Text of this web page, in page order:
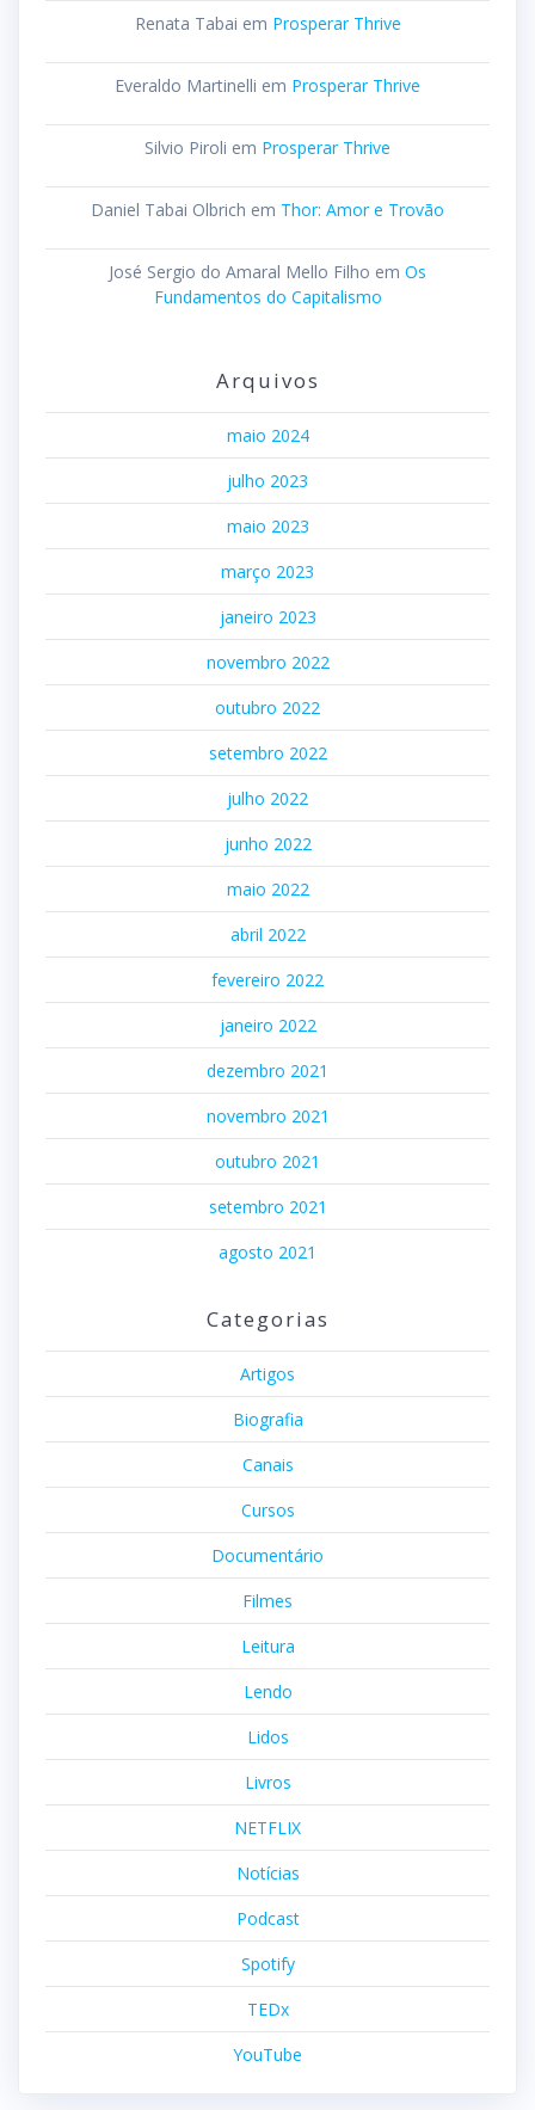
Renata Tabai em Prosperar Thrive
Everaldo Martinelli em Prosperar Thrive
Silvio Piroli em Prosperar Thrive
Daniel Tabai Olbrich em Thor: Amor e Trovão
José Sergio do Amaral Mello Filho em Os
Fundamentos do Capitalismo
Arquivos
maio 2024
julho 2023
maio 2023
março 2023
janeiro 2023
novembro 2022
outubro 2022
setembro 2022
julho 2022
junho 2022
maio 2022
abril 2022
fevereiro 2022
janeiro 2022
dezembro 2021
novembro 2021
outubro 2021
setembro 2021
agosto 2021
Categorias
Artigos
Biografia
Canais
Cursos
Documentário
Filmes
Leitura
Lendo
Lidos
Livros
NETFLIX
Notícias
Podcast
Spotify
TEDx
YouTube